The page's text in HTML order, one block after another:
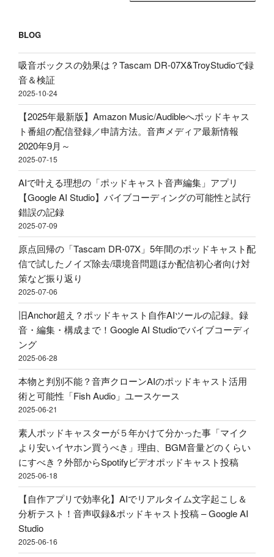
き」
理
由、
BGM
音
量
ど
の
く
ら
い
に
す
べ
き？
外
部
か
ら
Spotify
ビ
デ
オ
ポ
ッ
ド
キ
ャ
ス
ト
投
稿"
の
こ
し
＆
分
析
テ
ス
ト！
音
声
収
録
&
ポ
ッ
ド
キ
ャ
ス
ト
投
稿
–
Google
AI
Studio"
の
2600
円
で
ロ
ー
プ
ロ
フ
ァ
イ
ル！？
配
信・
ポ
ッ
ド
キ
ャ
ス
ト
用
マ
イ
ク
ア
ー
ム
ア
リ
エ
ク
で
買
っ
て
み
BLOG
吸音ボックスの効果は？Tascam DR-07X&TroyStudioで録
音＆検証
2025-10-24
【2025年最新版】Amazon Music/Audibleへポッドキャス
ト番組の配信登録／申請方法。音声メディア最新情報
2020年9月～
2025-07-15
AIで叶える理想の「ポッドキャスト音声編集」アプリ
【Google AI Studio】バイブコーディングの可能性と試行
錯誤の記録
2025-07-09
原点回帰の「Tascam DR-07X」5年間のポッドキャスト配
信で試したノイズ除去/環境音問題ほか配信初心者向け対
策など振り返り
2025-07-06
旧Anchor超え？ポッドキャスト自作AIツールの記録。録
音・編集・構成まで！Google AI Studioでバイブコーディ
ング
2025-06-28
本物と判別不能？音声クローンAIのポッドキャスト活用
術と可能性「Fish Audio」ユースケース
2025-06-21
素人ポッドキャスターが５年かけて分かった事「マイク
より安いイヤホン買うべき」理由、BGM音量どのくらい
にすべき？外部からSpotifyビデオポッドキャスト投稿
2025-06-18
【自作アプリで効率化】AIでリアルタイム文字起こし＆
分析テスト！音声収録&ポッドキャスト投稿 – Google AI
Studio
2025-06-16